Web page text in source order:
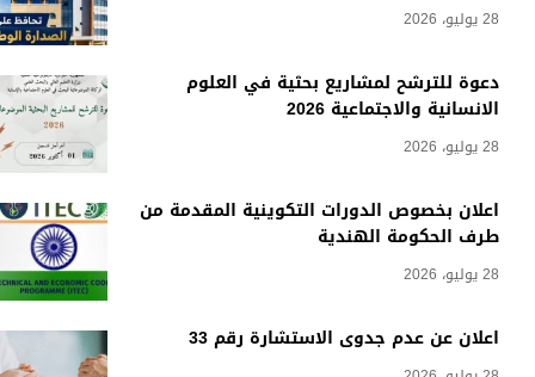
28 يوليو، 2026
دعوة للترشح لمشاريع بحثية في العلوم
الانسانية والاجتماعية 2026
28 يوليو، 2026
اعلان بخصوص الدورات التكوينية المقدمة من
طرف الحكومة الهندية
28 يوليو، 2026
اعلان عن عدم جدوى الاستشارة رقم 33